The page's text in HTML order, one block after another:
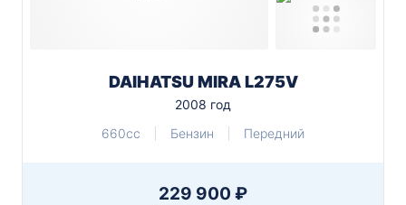
DAIHATSU MIRA L275V
2008 год
660cc
Бензин Передний
229 900 ₽